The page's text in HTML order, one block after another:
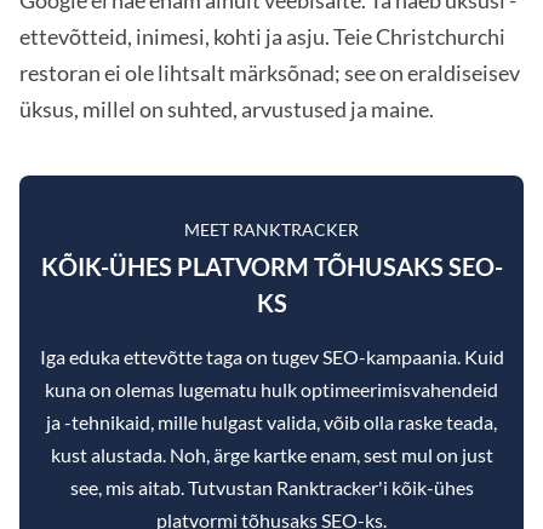
ettevõtteid, inimesi, kohti ja asju. Teie Christchurchi
restoran ei ole lihtsalt märksõnad; see on eraldiseisev
üksus, millel on suhted, arvustused ja maine.
MEET RANKTRACKER
KÕIK-ÜHES PLATVORM TÕHUSAKS SEO-
KS
Iga eduka ettevõtte taga on tugev SEO-kampaania. Kuid
kuna on olemas lugematu hulk optimeerimisvahendeid
ja -tehnikaid, mille hulgast valida, võib olla raske teada,
kust alustada. Noh, ärge kartke enam, sest mul on just
see, mis aitab. Tutvustan Ranktracker'i kõik-ühes
platvormi tõhusaks SEO-ks.